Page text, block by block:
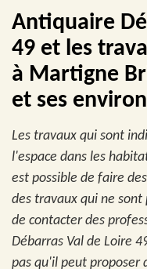
Antiquaire
49 et les
à Martigne
et ses
Les travaux qui sont
l'espace dans les
est possible de faire
des travaux qui ne sont
de contacter des
Débarras Val de Loire
pas qu'il peut proposer